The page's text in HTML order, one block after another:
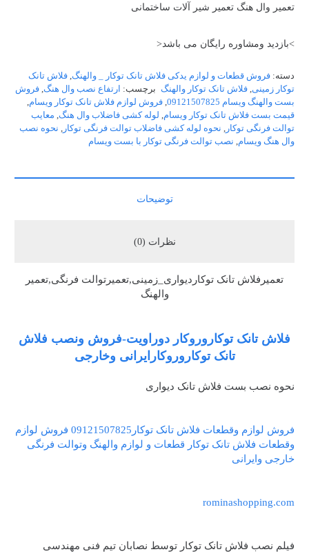
تعمیر وال هنگ تعمیر شیر آلات ساختمانی
>بازدید ومشاوره رایگان می باشد<
دسته: فروش قطعات و لوازم یدکی فلاش تانک توکار _ والهنگ, فلاش تانک
توکار زمینی, فلاش تانک توکار والهنگ برچسب: ارتفاع نصب وال هنگ,فروش
بست والهنگ ویسام 09121507825
, فروش لوازم فلاش تانک توکار ویسام,
قیمت بست فلاش تانک توکار ویسام, لوله کشی فاضلاب وال هنگ, معایب
توالت فرنگی توکار , نحوه لوله کشی فاضلاب توالت فرنگی توکار , نحوه نصب
وال هنگ ویسام, نصب توالت فرنگی توکار با بست ویسام
توضیحات
نظرات (0)
تعمیرفلاش تانک توکاردیواری_زمینی,تعمیرتوالت فرنگی,تعمیر
والهنگ
فلاش تانک توکاروروکار دوراویت-فروش ونصب فلاش
تانک توکاروروکارایرانی وخارجی
نحوه نصب بست فلاش تانک دیواری
فروش لوازم وقطعات فلاش تانک توکار09121507825 فروش لوازم
وقطعات فلاش تانک توکار قطعات و لوازم والهنگ وتوالت فرنگی
خارجی وایرانی
rominashopping.com
فیلم نصب فلاش تانک توکار توسط نصابان تیم فنی مهندسی